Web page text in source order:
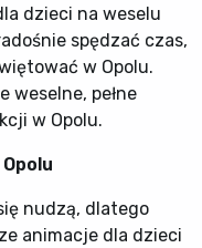
dzieci na weselu
spędzać czas,
w Opolu.
weselne, pełne
w Opolu.
nudzą, dlatego
animacje dla dzieci